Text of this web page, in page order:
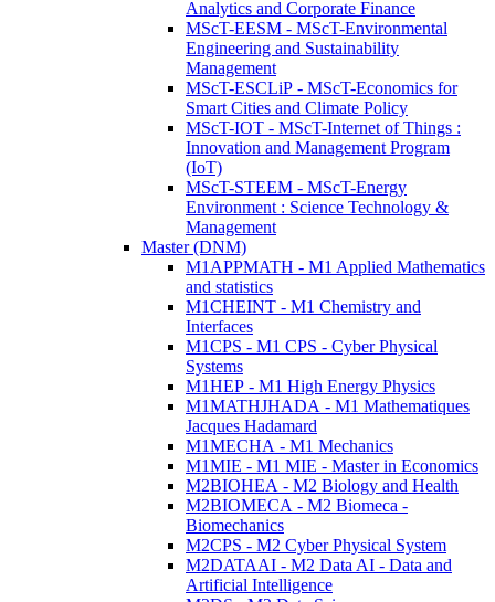
Analytics and Corporate Finance
MScT-EESM - MScT-Environmental
Engineering and Sustainability
Management
MScT-ESCLiP - MScT-Economics for
Smart Cities and Climate Policy
MScT-IOT - MScT-Internet of Things :
Innovation and Management Program
(IoT)
MScT-STEEM - MScT-Energy
Environment : Science Technology &
Management
Master (DNM)
M1APPMATH - M1 Applied Mathematics
and statistics
M1CHEINT - M1 Chemistry and
Interfaces
M1CPS - M1 CPS - Cyber Physical
Systems
M1HEP - M1 High Energy Physics
M1MATHJHADA - M1 Mathematiques
Jacques Hadamard
M1MECHA - M1 Mechanics
M1MIE - M1 MIE - Master in Economics
M2BIOHEA - M2 Biology and Health
M2BIOMECA - M2 Biomeca -
Biomechanics
M2CPS - M2 Cyber Physical System
M2DATAAI - M2 Data AI - Data and
Artificial Intelligence